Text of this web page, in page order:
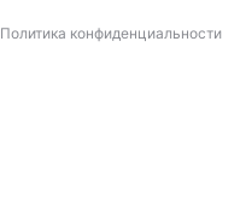
Политика конфиденциальности